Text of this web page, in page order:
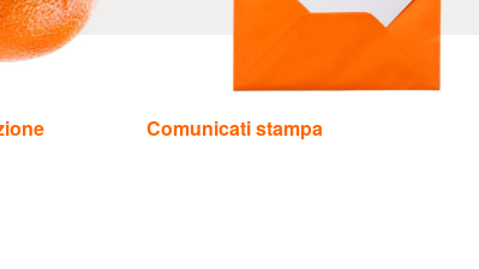
Comunicati stampa